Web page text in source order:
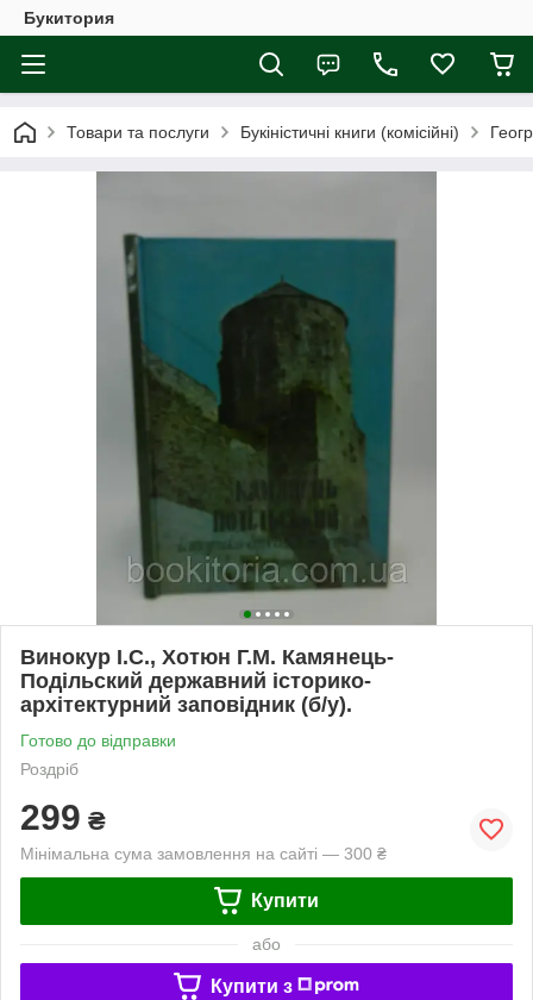
Букитория
Товари та послуги Букіністичні книги (комісійні)
Винокур І.С., Хотюн Г.М. Камянець-
Подільский державний історико-
архітектурний заповідник (б/у).
Готово до відправки
Роздріб
299 ₴
Мінімальна сума замовлення на сайті — 300 ₴
Купити
або
Купити з